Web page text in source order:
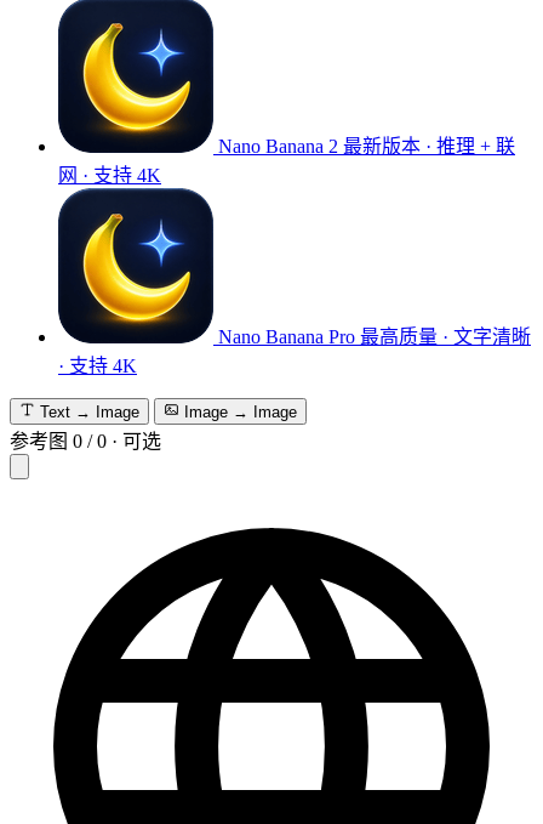
Nano Banana 2 最新版本 · 推理 + 联
网 · 支持 4K
Nano Banana Pro 最高质量 · 文字清晰
· 支持 4K
Text → Image Image → Image
参考图 0 /0 · 可选